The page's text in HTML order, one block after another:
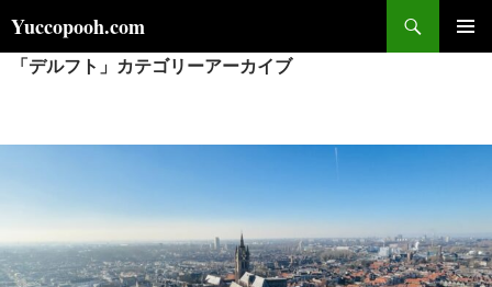
ン
へ
プ
Yuccopooh.com
索
「デルフト」カテゴリーアーカイブ